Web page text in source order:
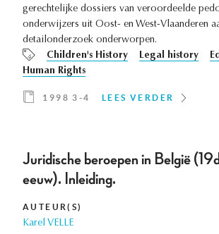
gerechtelijke dossiers van veroordeelde
onderwijzers uit Oost- en West-Vlaanderen
detailonderzoek onderworpen.
Children's History
Legal history
Human Rights
1998 3-4 LEES VERDER
Juridische beroepen in België
eeuw). Inleiding.
AUTEUR(S)
Karel VELLE